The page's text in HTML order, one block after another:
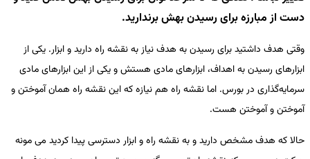
دست از مبارزه برای رسیدن بهش برندارید.
وقتی هدف داشتید برای رسیدن به هدف نیاز به نقشه راه دارید و ابزار. یکی از
ابزارهای رسیدن به اهداف، ابزارهای مادی هستش و یکی از این ابزارهای مادی
سرمایه‌گذاری در بورس. اما نقشه راه هم نیازه که این نقشه راه همان آموختن و
آموختن و آموختن هست.
حالا که هدف مشخص دارید و به نقشه راه و ابزار دسترسی پیدا کردید می مونه